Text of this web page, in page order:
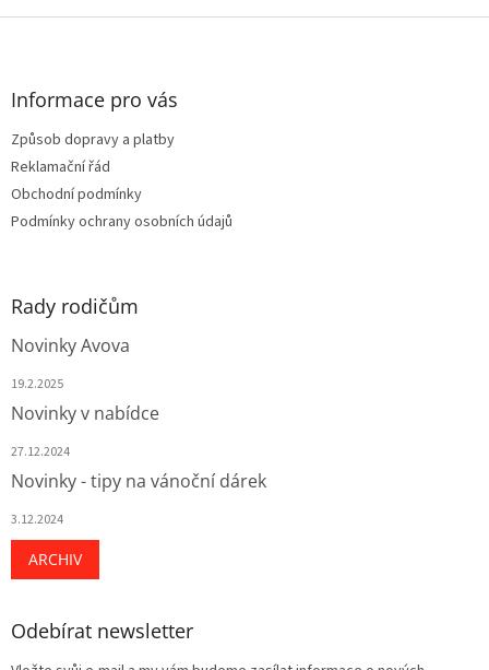
v
Z
Informace pro vás
Způsob dopravy a platby
Reklamační řád
Obchodní podmínky
Podmínky ochrany osobních údajů
Rady rodičům
Novinky Avova
19.2.2025
Novinky v nabídce
27.12.2024
Novinky - tipy na vánoční dárek
3.12.2024
ARCHIV
Odebírat newsletter